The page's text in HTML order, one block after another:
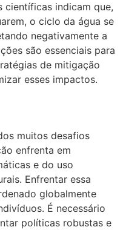
científicas indicam que,
o ciclo da água se
negativamente a
são essenciais para
de mitigação
esses impactos.
muitos desafios
enfrenta em
e do uso
Enfrentar essa
globalmente
É necessário
políticas robustas e